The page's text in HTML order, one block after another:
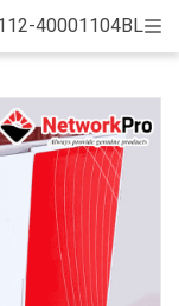
40001104BL